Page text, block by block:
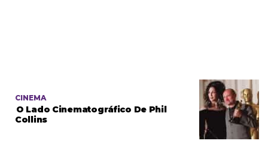
CINEMA
O Lado Cinematográfico De Phil
Collins